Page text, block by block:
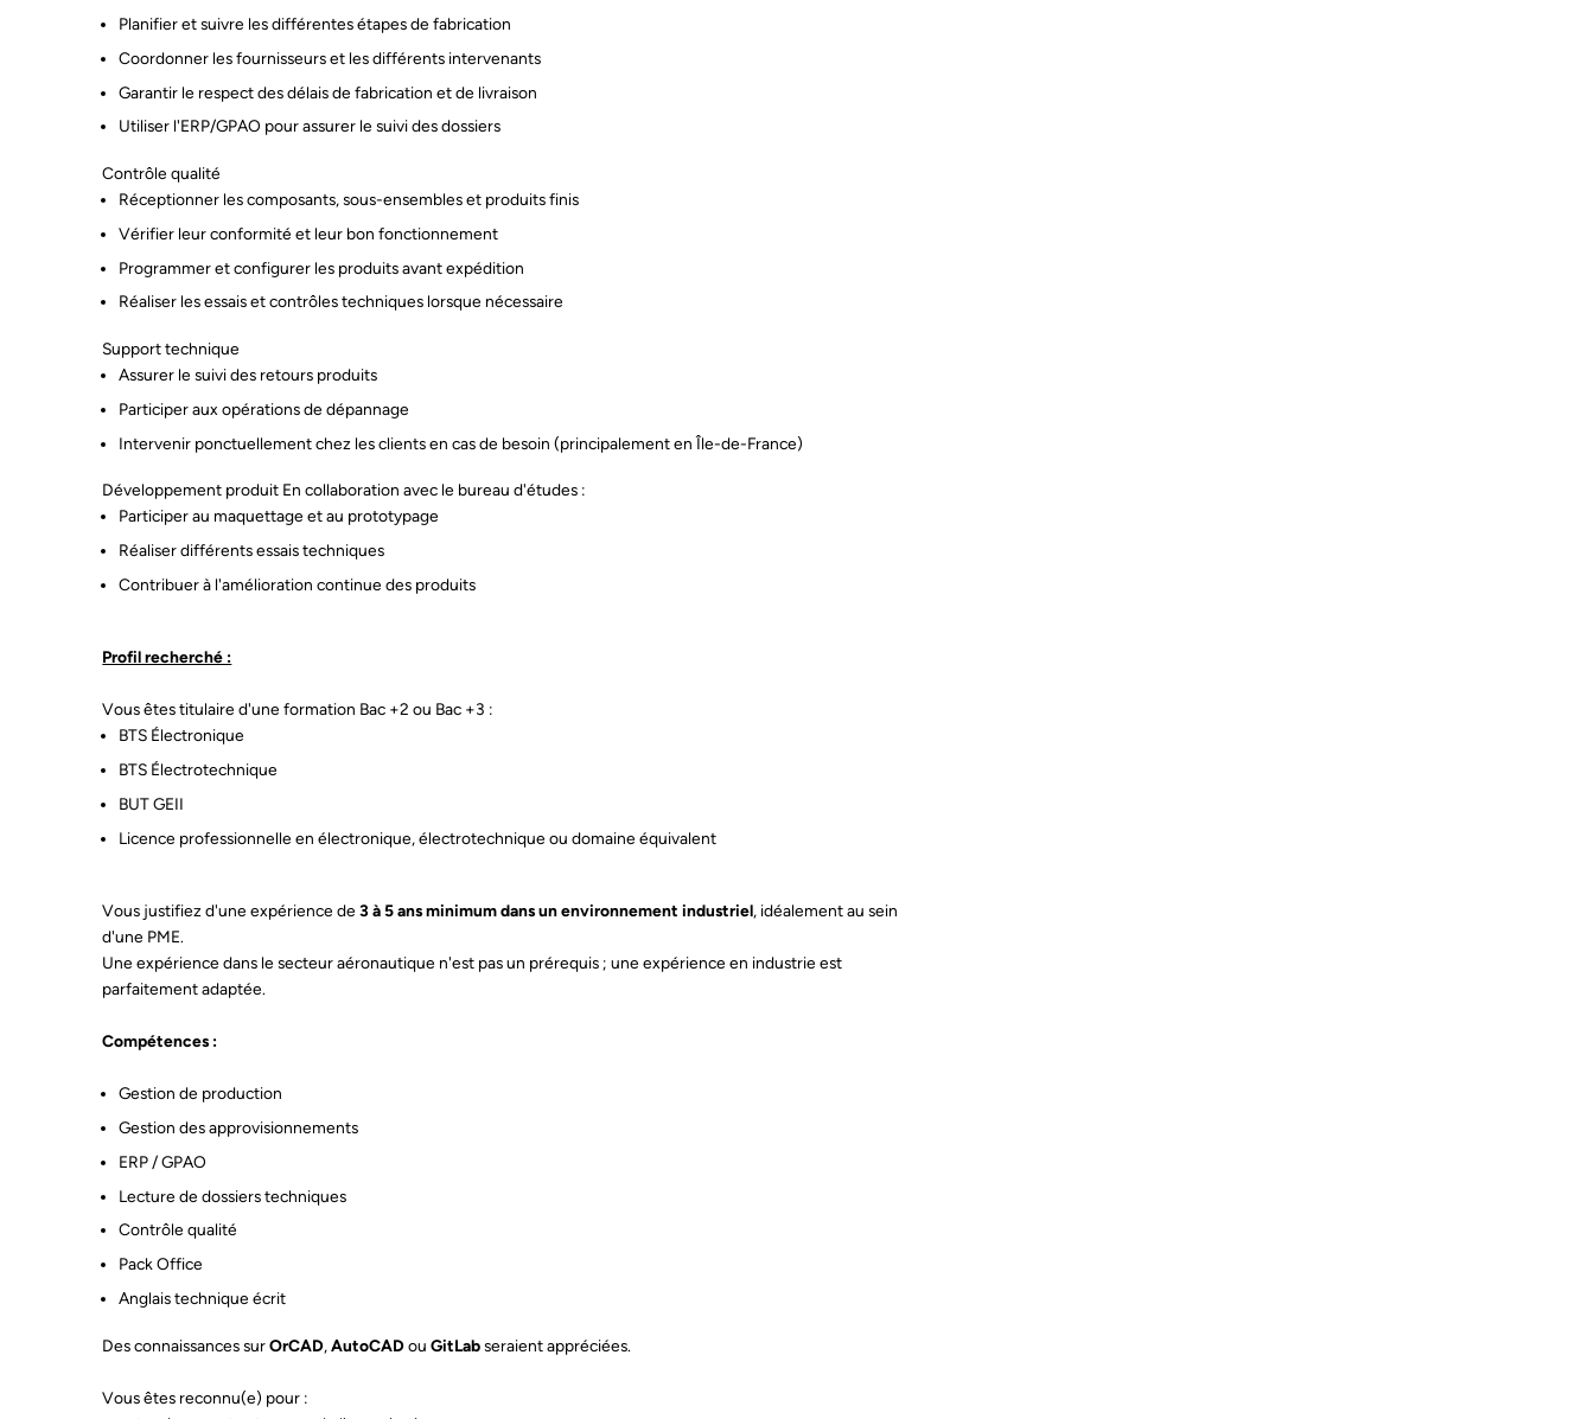
Planifier et suivre les différentes étapes de fabrication
Coordonner les fournisseurs et les différents intervenants
Garantir le respect des délais de fabrication et de livraison
Utiliser l'ERP/GPAO pour assurer le suivi des dossiers
Contrôle qualité
Réceptionner les composants, sous-ensembles et produits finis
Vérifier leur conformité et leur bon fonctionnement
Programmer et configurer les produits avant expédition
Réaliser les essais et contrôles techniques lorsque nécessaire
Support technique
Assurer le suivi des retours produits
Participer aux opérations de dépannage
Intervenir ponctuellement chez les clients en cas de besoin (principalement en Île-de-France)
Développement produit En collaboration avec le bureau d'études :
Participer au maquettage et au prototypage
Réaliser différents essais techniques
Contribuer à l'amélioration continue des produits
Profil recherché :
Vous êtes titulaire d'une formation Bac +2 ou Bac +3 :
BTS Électronique
BTS Électrotechnique
BUT GEII
Licence professionnelle en électronique, électrotechnique ou domaine équivalent
Vous justifiez d'une expérience de3 à 5 ans minimum dans un environnement industriel, idéalement au sein
d'une PME.
Une expérience dans le secteur aéronautique n'est pas un prérequis ; une expérience en industrie est
parfaitement adaptée.
Compétences :
Gestion de production
Gestion des approvisionnements
ERP / GPAO
Lecture de dossiers techniques
Contrôle qualité
Pack Office
Anglais technique écrit
Des connaissances surOrCAD,AutoCADouGitLabseraient appréciées.
Vous êtes reconnu(e) pour :